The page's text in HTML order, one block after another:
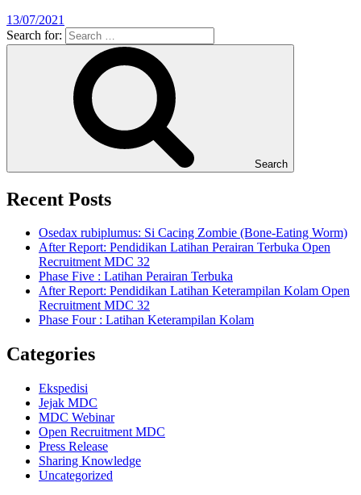
13/07/2021
Search for:
Search
Recent Posts
Osedax rubiplumus: Si Cacing Zombie (Bone-Eating Worm)
After Report: Pendidikan Latihan Perairan Terbuka Open
Recruitment MDC 32
Phase Five : Latihan Perairan Terbuka
After Report: Pendidikan Latihan Keterampilan Kolam Open
Recruitment MDC 32
Phase Four : Latihan Keterampilan Kolam
Categories
Ekspedisi
Jejak MDC
MDC Webinar
Open Recruitment MDC
Press Release
Sharing Knowledge
Uncategorized